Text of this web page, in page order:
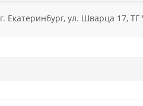
г. Екатеринбург, ул. Шварца 17,